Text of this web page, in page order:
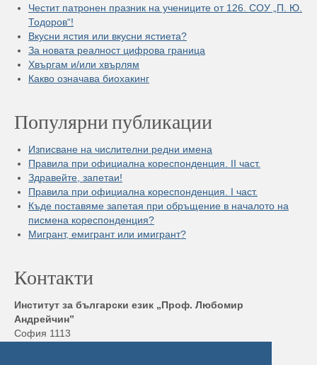
Честит патронен празник на учениците от 126. СОУ „П. Ю.
Тодоров“!
Вкусни ястия или вкусни ястиета?
За новата реалност цифрова граница
Хвъргам и/или хвърлям
Какво означава биохакинг
Популярни публикации
Изписване на числителни редни имена
Правила при официална кореспонденция. II част.
Здравейте, запетаи!
Правила при официална кореспонденция. I част.
Къде поставяме запетая при обръщение в началото на
писмена кореспонденция?
Мигрант, емигрант или имигрант?
Контакти
Институт за български език „Проф. Любомир
Андрейчин”
София 1113